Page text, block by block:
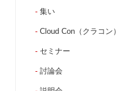
集い
Cloud Con（クラコン）
セミナー
討論会